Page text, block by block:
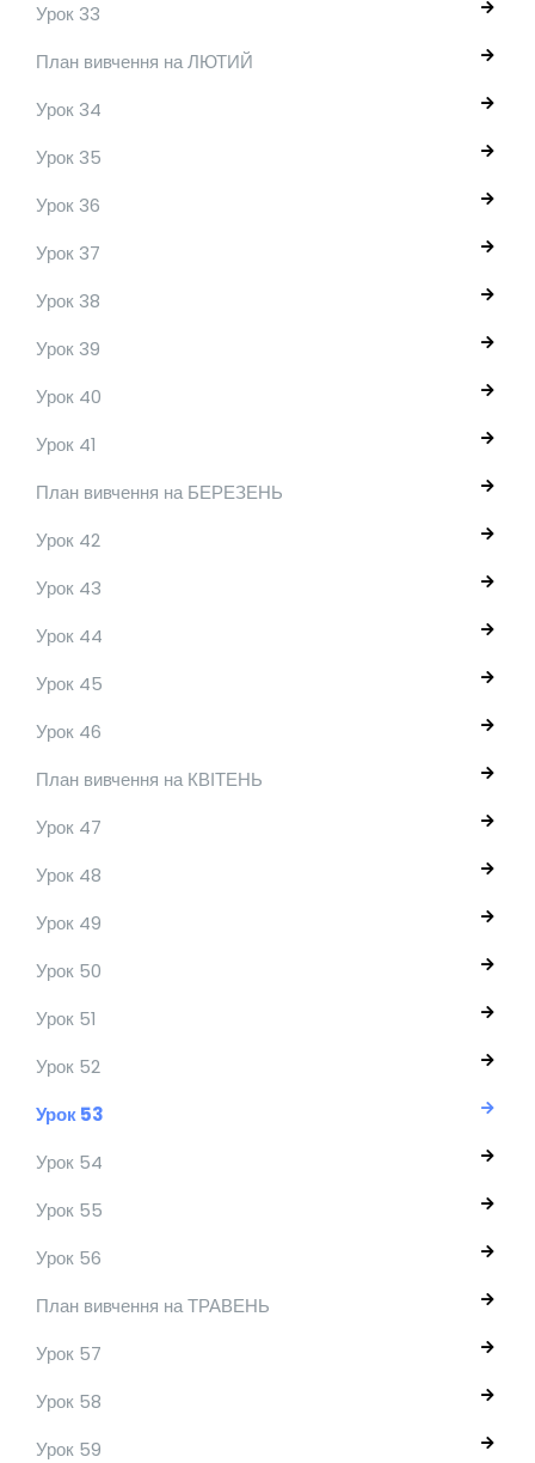
Урок 33
План вивчення на ЛЮТИЙ
Урок 34
Урок 35
Урок 36
Урок 37
Урок 38
Урок 39
Урок 40
Урок 41
План вивчення на БЕРЕЗЕНЬ
Урок 42
Урок 43
Урок 44
Урок 45
Урок 46
План вивчення на КВІТЕНЬ
Урок 47
Урок 48
Урок 49
Урок 50
Урок 51
Урок 52
Урок 53
Урок 54
Урок 55
Урок 56
План вивчення на ТРАВЕНЬ
Урок 57
Урок 58
Урок 59